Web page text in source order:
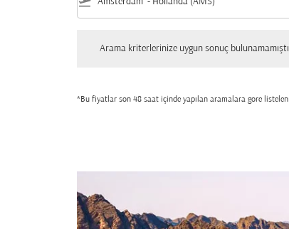
Arama kriterlerinize uygun sonuç
*Bu fiyatlar son 48 saat içinde yapılan aramalara gore